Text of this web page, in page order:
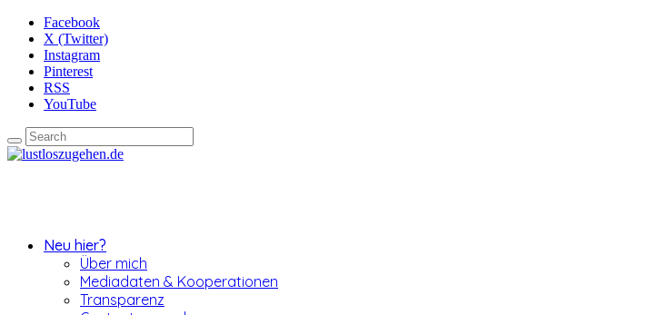
Facebook
X (Twitter)
Instagram
Pinterest
RSS
YouTube
Neu hier?
Über mich
Mediadaten & Kooperationen
Transparenz